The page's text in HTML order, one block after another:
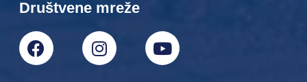
Društvene mreže